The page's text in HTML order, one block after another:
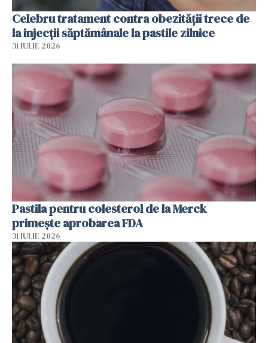
Celebru tratament contra obezității trece de
la injecții săptămânale la pastile zilnice
31 IULIE 2026
Pastila pentru colesterol de la Merck
primește aprobarea FDA
31 IULIE 2026